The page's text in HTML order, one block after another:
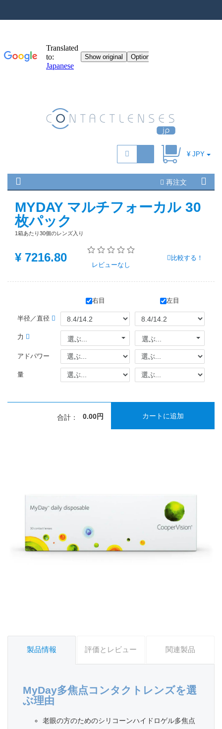
¥ JPY
再注文
MYDAY マルチフォーカル 30
枚パック
1箱あたり30個のレンズ入り
¥ 7216.80
レビューなし
比較する！
右目 左目
半径／直径
力 選ぶ... 選ぶ...
アドパワー
量
合計： 0.00円 カートに追加
製品情報 評価とレビュー 関連製品
MyDay多焦点コンタクトレンズを選
ぶ理由
老眼の方のためのシリコーンハイドロゲル多焦点